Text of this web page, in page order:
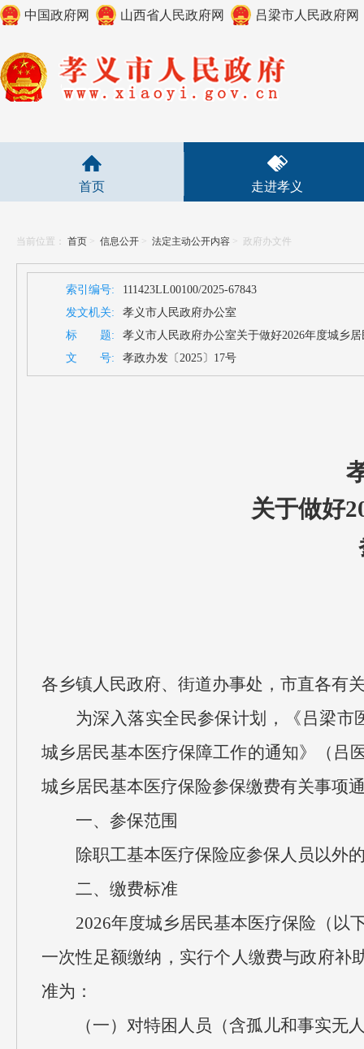
中国政府网 山西省人民政府网 吕梁市人民政府网
首页 走进孝义
当前位置： 首页 > 信息公开 > 法定主动公开内容 > 政府办文件
索引编号:
111423LL00100/2025-67843
发文机关:
孝义市人民政府办公室
标 题:
孝义市人民政府办公室关于做好2026年度城乡
文 号:
孝政办发〔2025〕17号
关于做好
各乡镇人民政府、街道办事处，市直各有
为深入落实全民参保计划，《吕梁市
城乡居民基本医疗保障工作的通知》（吕
城乡居民基本医疗保险参保缴费有关事项
一、参保范围
除职工基本医疗保险应参保人员以外
二、缴费标准
2026年度城乡居民基本医疗保险（以
一次性足额缴纳，实行个人缴费与政府补
准为：
（一）对特困人员（含孤儿和事实无